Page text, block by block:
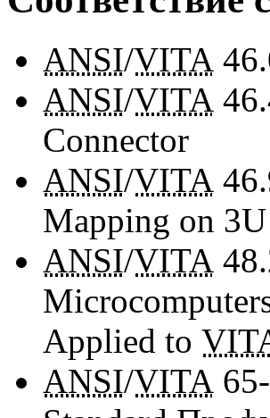
ANSI/VITA
ANSI/VITA
Connector
ANSI/VITA
Mapping on
ANSI/VITA
Applied to
ANSI/VITA